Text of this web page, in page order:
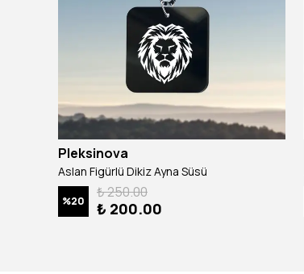
Pleksinova
Aslan Figürlü Dikiz Ayna Süsü
%20
₺ 250.00
₺ 200.00